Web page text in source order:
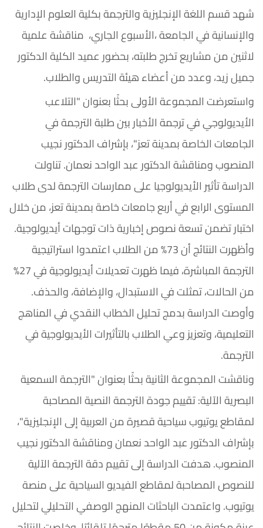
شهد قسم اللغة الإنجليزية والترجمة بكلية العلوم الإدارية
والإنسانية في الجامعة ،الأسبوع الجاري، مناقشة علمية
لاثنين من مشاريع تخرج طلبته، بحضور عميد الكلية الدكتور
جميل زيد، وعدد من أعضاء هيئة التدريس والطلاب.
واستعرضت المجموعة الأولى بحثًا بعنوان "التلاعب
الأيديولوجي في ترجمة الأخبار بين طلبة الترجمة في
الجامعات الخاصة بمدينة تعز"، بإشراف الدكتور نجيب
المنصوب ومناقشة الدكتور عبد الواحد نعمان. تناولت
الدراسة تأثير الأيديولوجيا على ممارسات الترجمة لدى طلاب
المستوى الرابع في أربع جامعات خاصة بمدينة تعز، من خلال
اختبار تضمن تسعة نصوص إخبارية ذات توجهات أيديولوجية.
وأظهرت النتائج أن 73% من الطلاب اعتمدوا استراتيجية
الترجمة المباشرة، فيما ظهرت تعديلات أيديولوجية في 27%
من الحالات، تمثلت في الاستبدال، والإضافة، والحذف.
وأوصت الدراسة بدمج تحليل الخطاب النقدي في المناهج
التعليمية، وتعزيز وعي الطلاب بالتأثيرات الأيديولوجية في
الترجمة.
وناقشت المجموعة الثانية بحثًا بعنوان "الترجمة السمعية
البصرية الآلية: تقييم جودة الترجمة النصية المصاحبة
لمقاطع يوتيوب سياحية قصيرة من العربية إلى الإنجليزية"،
بإشراف الدكتور عبد الواحد نعمان ومناقشة الدكتور نجيب
المنصوب. هدفت الدراسة إلى تقييم دقة الترجمة الآلية
للنصوص المصاحبة لمقاطع الفيديو السياحية على منصة
يوتيوب. واعتمدت الباحثات المنهج الوصفي التحليلي لتحليل